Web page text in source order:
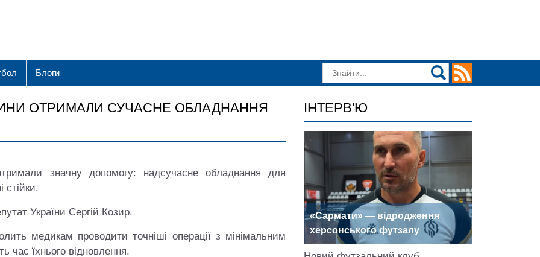
Блоги
ОТРИМАЛИ СУЧАСНЕ ОБЛАДНАННЯ
значну допомогу: надсучасне обладнання для
стійки.
України Сергій Козир.
медикам проводити точніші операції з мінімальним
час їхнього відновлення.
ІНТЕРВ'Ю
«Сармати» — відродження
херсонського футзалу